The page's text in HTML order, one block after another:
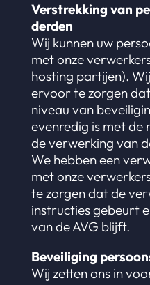
Verstrekking van
derden
Wij kunnen uw
met onze
hosting partijen).
ervoor te zorgen
niveau van
evenredig is met de
de verwerking van
We hebben een
met onze
te zorgen dat de
instructies gebeurt
van de AVG blijft.
Beveiliging
Wij zetten ons in